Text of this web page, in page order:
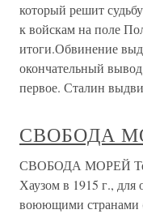
который решит
к войскам на поле
итоги.Обвинение
окончательный
первое. Сталин
СВОБОДА
СВОБОДА МОРЕЙ
Хаузом в 1915 г., для
воюющими